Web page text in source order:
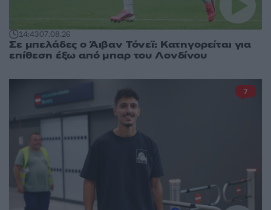
14:4307.08.26
Σε μπελάδες ο Άιβαν Τόνεϊ: Κατηγορείται για
επίθεση έξω από μπαρ του Λονδίνου
7